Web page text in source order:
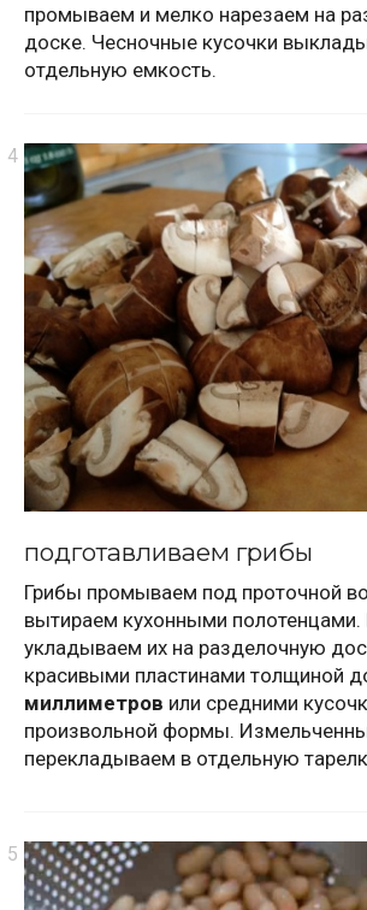
промываем и мелко нарезаем на
доске. Чесночные кусочки
отдельную емкость.
подготавливаем грибы
Грибы промываем под проточной
вытираем кухонными полотенцами.
укладываем их на разделочную
красивыми пластинами толщиной
миллиметров или средними
произвольной формы.
перекладываем в отдельную